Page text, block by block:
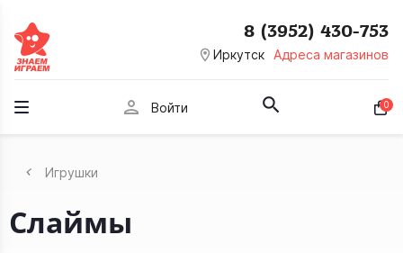
room Иркутск Адреса магазинов
8 (3952) 430-753
person Войти 0
Игрушки
Слаймы